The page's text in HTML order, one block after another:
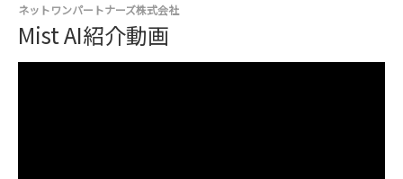
ネットワンパートナーズ株式会社
Mist AI紹介動画